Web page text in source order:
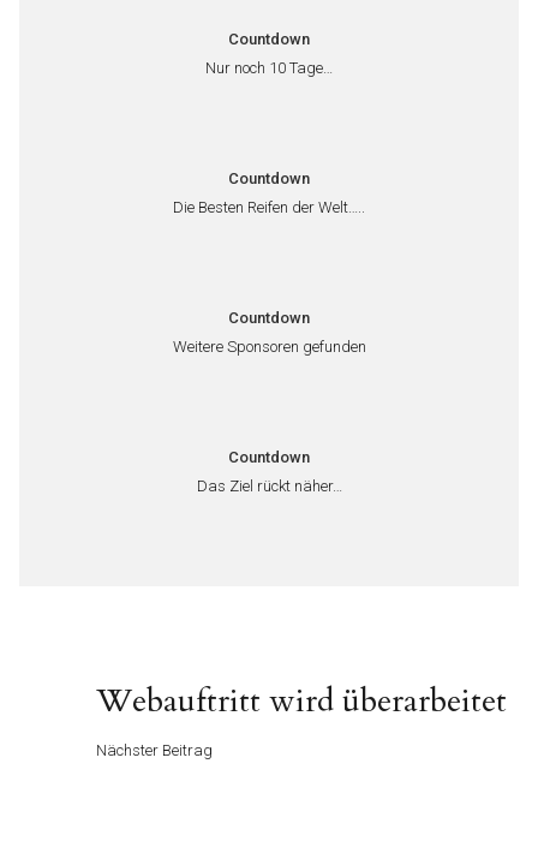
Countdown
Nur noch 10 Tage…
Countdown
Die Besten Reifen der Welt…..
Countdown
Weitere Sponsoren gefunden
Countdown
Das Ziel rückt näher…
Beitragsnavigation
Nächster
Beitrag
Webauftritt wird überarbeitet
Nächster Beitrag